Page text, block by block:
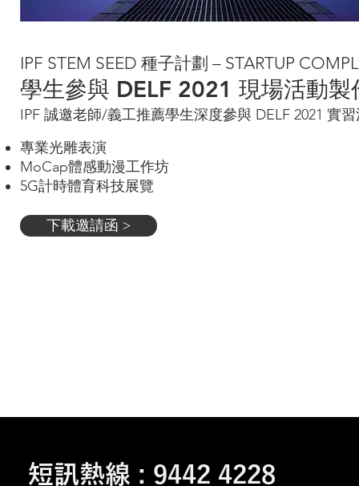
IPF STEM SEED 種子計劃 – STARTUP
學生參與 DELF 2021 現場活動
IPF 誠邀老師/義工推薦學生深度參與 DELF 2021 實
專業光雕表演
MoCap體感動漫工作坊
5G計時體育科技展覽
下載邀請函 >
短訊熱線 : 9442 4228